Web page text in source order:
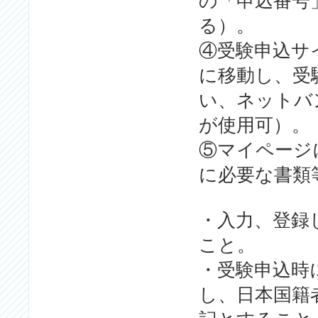
る）。
④受験申込サ
に移動し、
い、ネット
が使用可）。
⑤マイページ
に必要な書
・入力、登
こと。
・受験申込
し、日本国